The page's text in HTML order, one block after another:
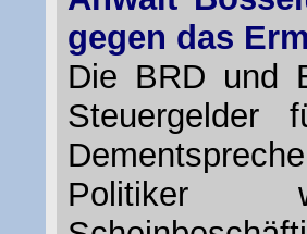
gegen das
Die BRD und
Steuergelder
Politiker